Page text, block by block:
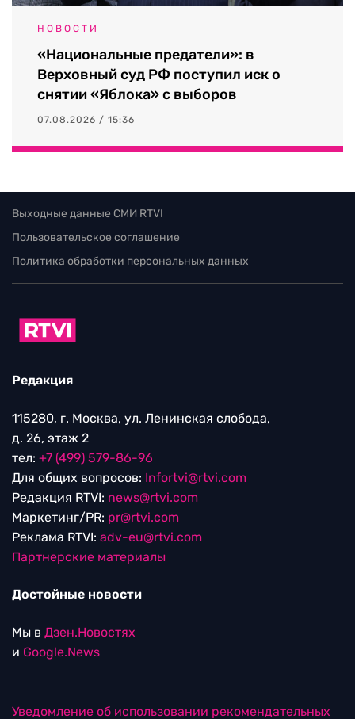
НОВОСТИ
«Национальные предатели»: в
Верховный суд РФ поступил иск о
снятии «Яблока» с выборов
07.08.2026 / 15:36
Выходные данные СМИ RTVI
Пользовательское соглашение
Политика обработки персональных данных
Редакция
115280, г. Москва, ул. Ленинская слобода,
д. 26, этаж 2
тел: +7 (499) 579-86-96
Для общих вопросов: Infortvi@rtvi.com
Редакция RTVI: news@rtvi.com
Маркетинг/PR: pr@rtvi.com
Реклама RTVI: adv-eu@rtvi.com
Партнерские материалы
Достойные новости
Мы в Дзен.Новостях
и Google.News
Уведомление об использовании рекомендательных